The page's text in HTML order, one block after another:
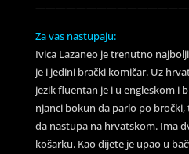
Za vas nastupaju:
Ivica Lazaneo je trenutno
je i jedini brački komičar. Uz
jezik fluentan je i u engleskom i
njanci bokun da parlo po bročki,
da nastupa na hrvatskom. Ima
košarku. Kao dijete je upao u